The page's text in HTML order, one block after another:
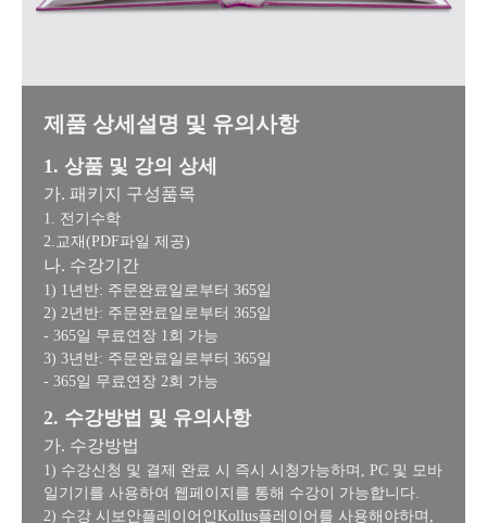
제품 상세설명 및 유의사항
1. 상품 및 강의 상세
가. 패키지 구성품목
1. 전기수학
2.교재(PDF파일 제공)
나. 수강기간
1) 1년반: 주문완료일로부터 365일
2) 2년반: 주문완료일로부터 365일
- 365일 무료연장 1회 가능
3) 3년반: 주문완료일로부터 365일
- 365일 무료연장 2회 가능
2. 수강방법 및 유의사항
가. 수강방법
1) 수강신청 및 결제 완료 시 즉시 시청가능하며, PC 및 모바
일기기를 사용하여 웹페이지를 통해 수강이 가능합니다.
2) 수강 시보안플레이어인Kollus플레이어를 사용해야하며,